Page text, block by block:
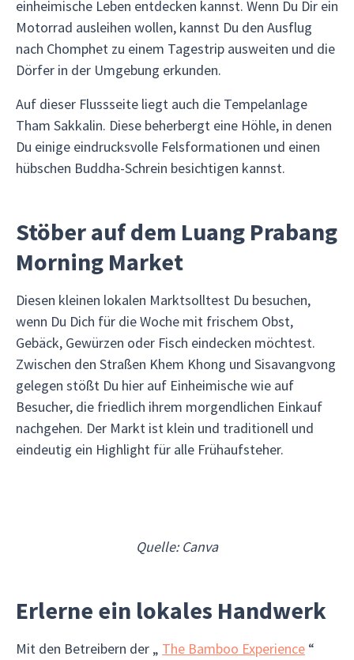
einheimische Leben entdecken kannst. Wenn Du Dir ein
Motorrad ausleihen wollen, kannst Du den Ausflug
nach Chomphet zu einem Tagestrip ausweiten und die
Dörfer in der Umgebung erkunden.
Auf dieser Flussseite liegt auch die Tempelanlage
Tham Sakkalin. Diese beherbergt eine Höhle, in denen
Du einige eindrucksvolle Felsformationen und einen
hübschen Buddha-Schrein besichtigen kannst.
Stöber auf dem Luang Prabang
Morning Market
Diesen kleinen lokalen Marktsolltest Du besuchen,
wenn Du Dich für die Woche mit frischem Obst,
Gebäck, Gewürzen oder Fisch eindecken möchtest.
Zwischen den Straßen Khem Khong und Sisavangvong
gelegen stößt Du hier auf Einheimische wie auf
Besucher, die friedlich ihrem morgendlichen Einkauf
nachgehen. Der Markt ist klein und traditionell und
eindeutig ein Highlight für alle Frühaufsteher.
Quelle: Canva
Erlerne ein lokales Handwerk
Mit den Betreibern der „ The Bamboo Experience “